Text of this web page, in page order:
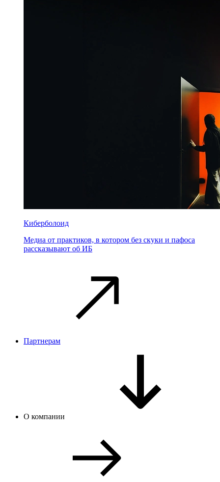
Киберболоид
Медиа от практиков, в котором без скуки и пафоса
рассказывают об ИБ
Партнерам
О компании